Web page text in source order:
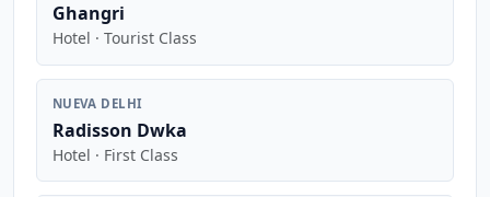
Ghangri
Hotel · Tourist Class
NUEVA DELHI
Radisson Dwka
Hotel · First Class